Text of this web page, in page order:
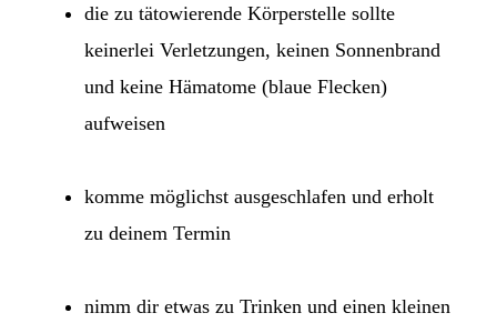
die zu tätowierende Körperstelle sollte
keinerlei Verletzungen, keinen Sonnenbrand
und keine Hämatome (blaue Flecken)
aufweisen
komme möglichst ausgeschlafen und erholt
zu deinem Termin
nimm dir etwas zu Trinken und einen kleinen